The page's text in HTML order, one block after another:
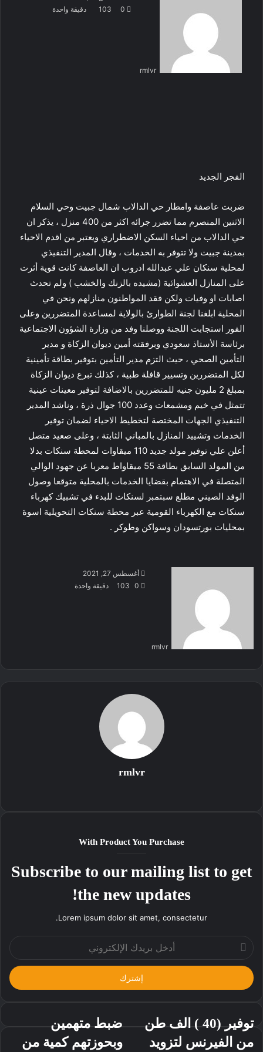
rmlvr
بريدا 0
103 دقيقة واحدة
الفجر الجديد
ضربت عاصفة وامطار حي الدالاب شمال جبيت وحي السلام
الاثنين المنصرم مما تضرر جرائه اكثر من 400 منزل ، يذكر ان
حي الدالاب من احياء السكن الاضطراري ويعتبر من اقدم الاحياء
بمدينة جبيت ولا تتوفر به الخدمات ، وقال المدير التنفيذي
لمحلية سنكان علي عبدالله ادروب ان العاصفة كانت قوية أثرت
على المنازل العشوائية (مشيده بالزنك والخشب ) ولم تحدث
اصابات او وفيات ولكن فقد المواطنون منازلهم ونحن في
المحلية ابلغنا لجنة الطوارئ بالولاية لمساعدة المتضررين وعلى
الفور استجابت اللجنة ووصلنا وفد من وزارة الشؤون الاجتماعية
برئاسة الأستاذ سعودي وبرفقته أمين ديوان الزكاة و مدير
التأمين الصحي ، حيث التزم مدير التأمين بتوفير بطاقة تأمينية
لكل المتضررين وتسيير قافلة طبية ، كذلك تبرع ديوان الزكاة
بمبلغ 2 مليون جنيه للمتضررين بالاضافة لتوفير معينات عينية
تتمثل في خيم ومشمعات وعدد 100 جوال ذرة ، وناشد المدير
التنفيذي الجهات المختصة لتخطيط الاحياء لضمان توفير
الخدمات وتشييد المنازل بالمباني الثابتة ، وعلى صعيد متصل
أعلن علي توفير مولد جديد 110 ميقاوات لمحطة سنكات بدلا
من المولد السابق بطاقة 55 ميقاواط معربا عن جهود الوالي
المتصلة في الاهتمام بقضايا الخدمات بالمحلية متوقعا وصول
الوفد الصيني مطلع سبتمبر لسنكات للبدء في تشبيك كهرباء
سنكات مع الكهرباء القومية عبر محطة سنكات التحويلية اسوة
بمحليات بورتسودان وسواكن وطوكر .
rmlvr
أرسل
بريدا
أغسطس 27, 2021
0
103 دقيقة واحدة
rmlvr
With Product You Purchase
Subscribe to our mailing list to get
the new updates!
Lorem ipsum dolor sit amet, consectetur.
بريدك
الإلكتروني
توفير (40 ) الف طن
من الفيرنس لتزويد
ضبط متهمين
وبحوزتهم كمية من